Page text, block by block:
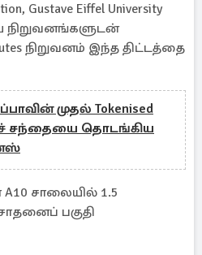
Gustave Eiffel University
நிறுவனங்களுடன்
நிறுவனம் இந்த திட்டத்தை
முதல் Tokenised
சந்தையை தொடங்கிய
A10 சாலையில் 1.5
பகுதி